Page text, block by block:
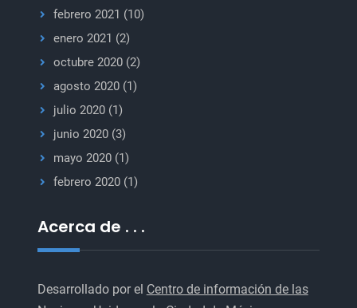
febrero 2021 (10)
enero 2021 (2)
octubre 2020(2)
agosto 2020(1)
julio 2020(1)
junio 2020(3)
mayo 2020(1)
febrero 2020(1)
Acerca de . . .
Desarrollado por el Centro de información de las